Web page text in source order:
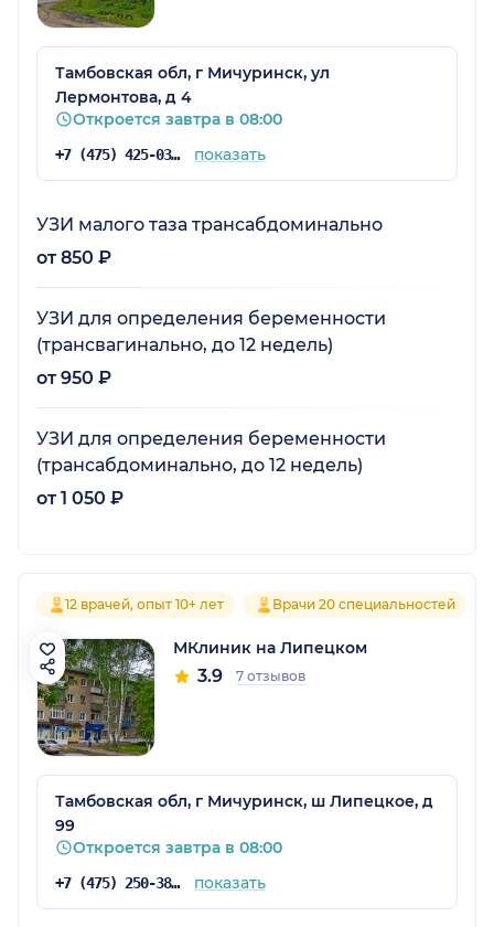
Тамбовская обл, г Мичуринск, ул
Лермонтова, д 4
Откроется завтра в 08:00
+7 (475) 425-03-81 показать
УЗИ малого таза трансабдоминально
от 850 ₽
УЗИ для определения беременности
(трансвагинально, до 12 недель)
от 950 ₽
УЗИ для определения беременности
(трансабдоминально, до 12 недель)
от 1 050 ₽
12 врачей, опыт 10+ лет Врачи 20 специальностей
МКлиник на Липецком
3.9 7 отзывов
Тамбовская обл, г Мичуринск, ш Липецкое, д
99
Откроется завтра в 08:00
+7 (475) 250-38-17 показать